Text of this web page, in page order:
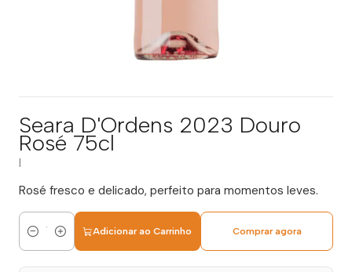
Seara D'Ordens 2023 Douro
Rosé 75cl
Rosé fresco e delicado, perfeito para momentos leves.
Quantidade
Adicionar ao Carrinho Comprar agora